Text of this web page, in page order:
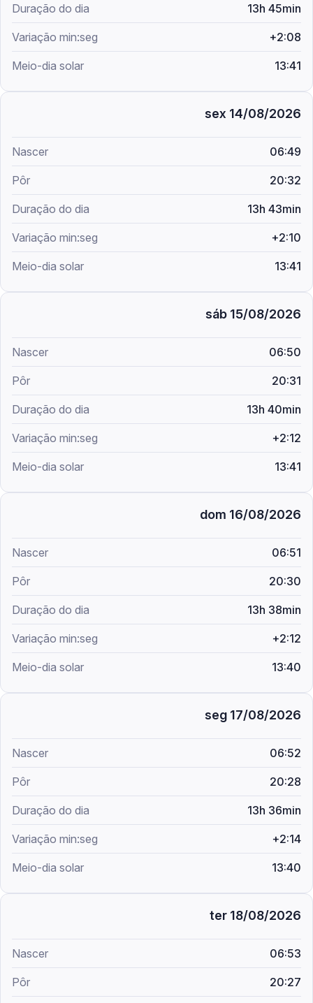
13h 45min
+2:08
13:41
sex 14/08/2026
06:49
20:32
13h 43min
+2:10
13:41
sáb 15/08/2026
06:50
20:31
13h 40min
+2:12
13:41
dom 16/08/2026
06:51
20:30
13h 38min
+2:12
13:40
seg 17/08/2026
06:52
20:28
13h 36min
+2:14
13:40
ter 18/08/2026
06:53
20:27